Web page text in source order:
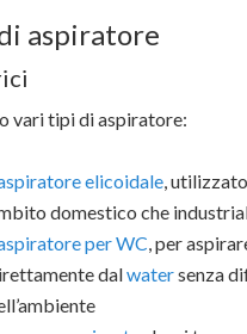
aspiratore
vari tipi di aspiratore:
elicoidale,
domestico che
per WC, per
dalwatersenza